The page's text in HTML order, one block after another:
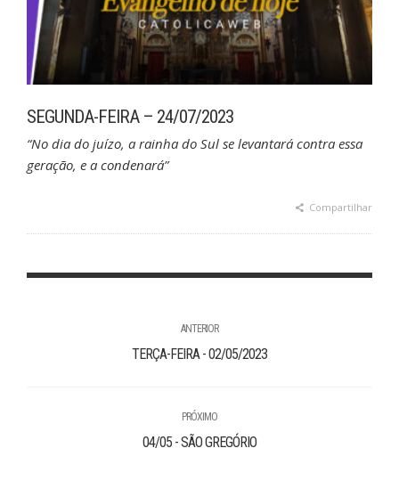
SEGUNDA-FEIRA – 24/07/2023
“No dia do juízo, a rainha do Sul se levantará contra essa
geração, e a condenará”
Compartilhar
ANTERIOR
TERÇA-FEIRA - 02/05/2023
PRÓXIMO
04/05 - SÃO GREGÓRIO